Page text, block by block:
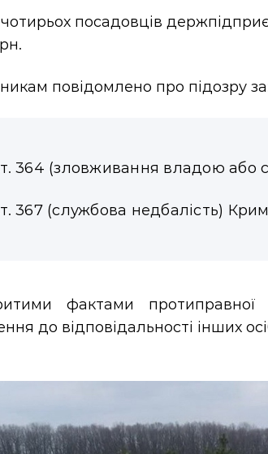
посадовців
повідомлено про підозру
364 (зловживання владою або
367 (службова недбалість)
фактами протиправної
до відповідальності інших